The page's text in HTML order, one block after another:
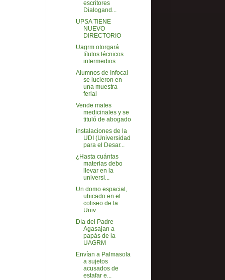
escritores
Dialogand...
UPSA TIENE
NUEVO
DIRECTORIO
Uagrm otorgará
títulos técnicos
intermedios
Alumnos de Infocal
se lucieron en
una muestra
ferial
Vende mates
medicinales y se
tituló de abogado
instalaciones de la
UDI (Universidad
para el Desar...
¿Hasta cuántas
materias debo
llevar en la
universi...
Un domo espacial,
ubicado en el
coliseo de la
Univ...
Día del Padre
Agasajan a
papás de la
UAGRM
Envían a Palmasola
a sujetos
acusados de
estafar e...